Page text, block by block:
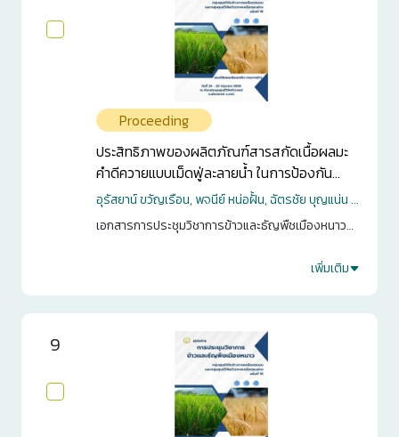
Proceeding
ประสิทธิภาพของผลิตภัณฑ์สารสกัดเนื้อผลมะ
คำดีควายแบบเม็ดฟู่ละลายน้ำ ในการป้องกัน
กำจัดหอยเชอรี่ในนาข้าว
อุรัสยาน์ ขวัญเรือน, พจนีย์ หน่อฝั้น, ฉัตรชัย บุญแน่น ...
เอกสารการประชุมวิชาการข้าวและธัญพืชเมืองหนาว
ข้าวภาคเหนือตอนล่าง ครั้งที่ 15. กรุงเทพฯ. 2568. หน้า
เพิ่มเติม
9